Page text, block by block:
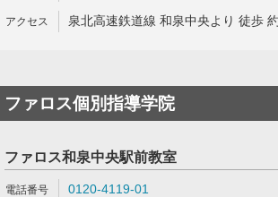
泉北高速鉄道線 和泉中央より 徒歩
ファロス個別指導学院
ファロス和泉中央駅前教室
0120-4119-01